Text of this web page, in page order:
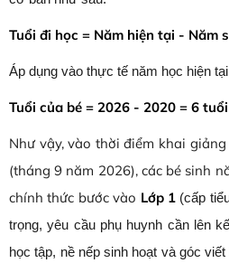
Tuổi đi học = Năm hiện tại - Năm
Áp dụng vào thực tế năm học hiện
Tuổi của bé = 2026 - 2020 = 6 tuổi
Như vậy, vào thời điểm khai
(tháng 9 năm 2026), các bé sinh
chính thức bước vào Lớp 1(cấp
trọng, yêu cầu phụ huynh cần lên
học tập, nề nếp sinh hoạt và góc